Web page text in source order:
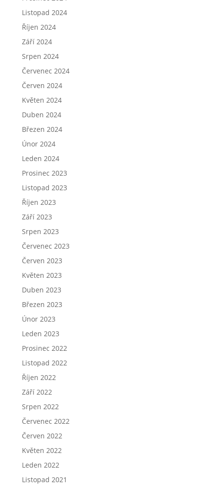
Listopad 2024
Říjen 2024
Září 2024
Srpen 2024
Červenec 2024
Červen 2024
Květen 2024
Duben 2024
Březen 2024
Únor 2024
Leden 2024
Prosinec 2023
Listopad 2023
Říjen 2023
Září 2023
Srpen 2023
Červenec 2023
Červen 2023
Květen 2023
Duben 2023
Březen 2023
Únor 2023
Leden 2023
Prosinec 2022
Listopad 2022
Říjen 2022
Září 2022
Srpen 2022
Červenec 2022
Červen 2022
Květen 2022
Leden 2022
Listopad 2021